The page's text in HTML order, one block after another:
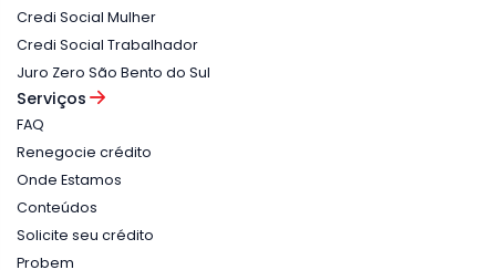
Credi Social Mulher
Credi Social Trabalhador
Juro Zero São Bento do Sul
Serviços
FAQ
Renegocie crédito
Onde Estamos
Conteúdos
Solicite seu crédito
Probem